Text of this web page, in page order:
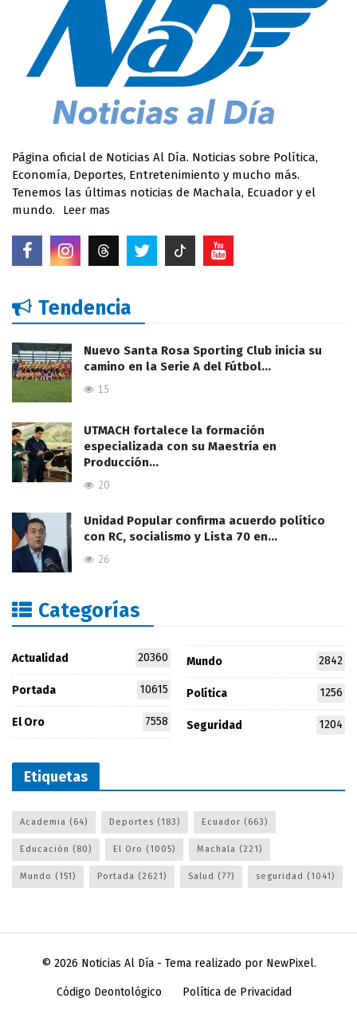
Página oficial de Noticias Al Día. Noticias sobre Política,
Economía, Deportes, Entretenimiento y mucho más.
Tenemos las últimas noticias de Machala, Ecuador y el
mundo.
Leer mas
Tendencia
Nuevo Santa Rosa Sporting Club inicia su
camino en la Serie A del Fútbol…
15
UTMACH fortalece la formación
especializada con su Maestría en
Producción…
20
Unidad Popular confirma acuerdo político
con RC, socialismo y Lista 70 en…
26
Categorías
Actualidad 20360
Portada 10615
El Oro 7558
Mundo 2842
Política 1256
Seguridad 1204
Etiquetas
Academia (64) Deportes (183) Ecuador (663)
Educación (80) El Oro (1005) Machala (221)
Mundo (151) Portada (2621) Salud (77) seguridad (1041)
© 2026 Noticias Al Día- Tema realizado por NewPixel.
Código Deontológico Política de Privacidad